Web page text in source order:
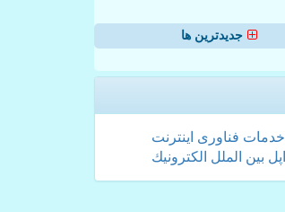
جدیدترین ها
خدمات فناوری اینترنت
اپل بین الملل الكترونیك